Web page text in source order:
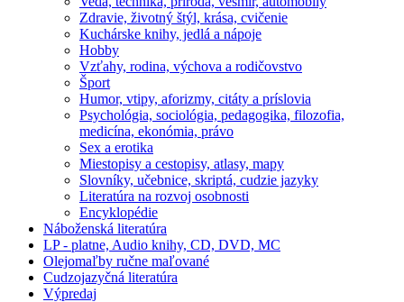
Zdravie, životný štýl, krása, cvičenie
Kuchárske knihy, jedlá a nápoje
Hobby
Vzťahy, rodina, výchova a rodičovstvo
Šport
Humor, vtipy, aforizmy, citáty a príslovia
Psychológia, sociológia, pedagogika, filozofia,
medicína, ekonómia, právo
Sex a erotika
Miestopisy a cestopisy, atlasy, mapy
Slovníky, učebnice, skriptá, cudzie jazyky
Literatúra na rozvoj osobnosti
Encyklopédie
Náboženská literatúra
LP - platne, Audio knihy, CD, DVD, MC
Olejomaľby ručne maľované
Cudzojazyčná literatúra
Výpredaj